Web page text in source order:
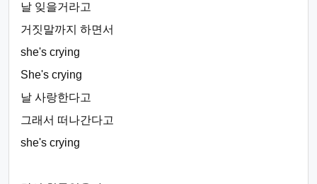
날 잊을거라고
거짓말까지 하면서
she's crying
She's crying
날 사랑한다고
그래서 떠나간다고
she's crying